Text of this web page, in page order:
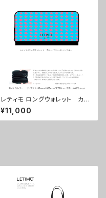
レティモ ロングウォレット カラ
ー/ ニュードットブルー ■配送
まで３週間
¥11,000